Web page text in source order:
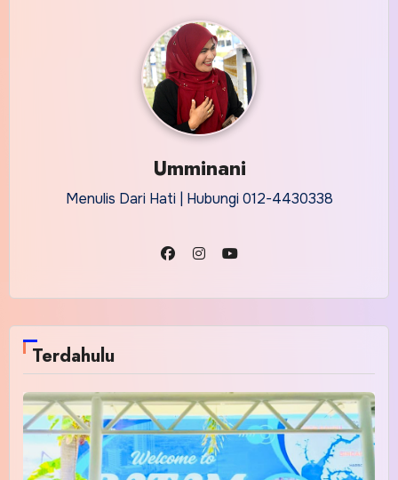
Umminani
Menulis Dari Hati | Hubungi 012-4430338
Terdahulu